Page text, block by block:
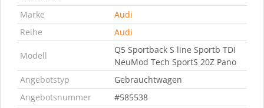
Marke
Audi
Reihe
Audi
Modell
Q5 Sportback S line Sportb TDI
NeuMod Tech SportS 20Z Pano
Angebotstyp
Gebrauchtwagen
Angebotsnummer
#585538